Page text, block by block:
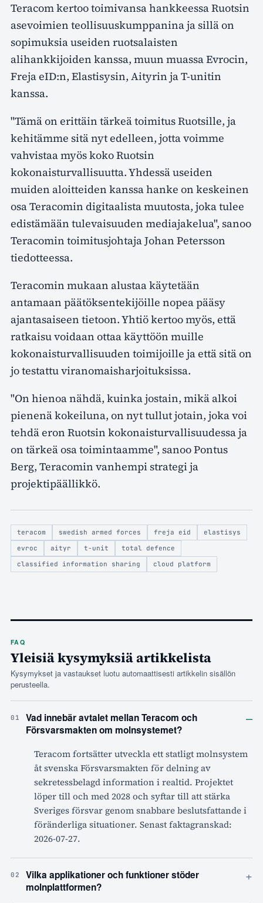
Teracom kertoo toimivansa hankkeessa Ruotsin
asevoimien teollisuuskumppanina ja sillä on
sopimuksia useiden ruotsalaisten
alihankkijoiden kanssa, muun muassa Evrocin,
Freja eID:n, Elastisysin, Aityrin ja T-unitin
kanssa.
"Tämä on erittäin tärkeä toimitus Ruotsille, ja
kehitämme sitä nyt edelleen, jotta voimme
vahvistaa myös koko Ruotsin
kokonaisturvallisuutta. Yhdessä useiden
muiden aloitteiden kanssa hanke on keskeinen
osa Teracomin digitaalista muutosta, joka tulee
edistämään tulevaisuuden mediajakelua", sanoo
Teracomin toimitusjohtaja Johan Petersson
tiedotteessa.
Teracomin mukaan alustaa käytetään
antamaan päätöksentekijöille nopea pääsy
ajantasaiseen tietoon. Yhtiö kertoo myös, että
ratkaisu voidaan ottaa käyttöön muille
kokonaisturvallisuuden toimijoille ja että sitä on
jo testattu viranomaisharjoituksissa.
"On hienoa nähdä, kuinka jostain, mikä alkoi
pienenä kokeiluna, on nyt tullut jotain, joka voi
tehdä eron Ruotsin kokonaisturvallisuudessa ja
on tärkeä osa toimintaamme", sanoo Pontus
Berg, Teracomin vanhempi strategi ja
projektipäällikkö.
teracom swedish armed forces freja eid
elastisys
evroc
aityr t-unit
total defence
classified information sharing
cloud platform
FAQ
Yleisiä kysymyksiä artikkelista
Kysymykset ja vastaukset luotu automaattisesti artikkelin sisällön
perusteella.
01
Vad innebär avtalet mellan Teracom och
Försvarsmakten om molnsystemet?
–
Teracom fortsätter utveckla ett statligt molnsystem
åt svenska Försvarsmakten för delning av
sekretessbelagd information i realtid. Projektet
löper till och med 2028 och syftar till att stärka
Sveriges försvar genom snabbare beslutsfattande i
föränderliga situationer. Senast faktagranskad:
2026-07-27.
02
Vilka applikationer och funktioner stöder
molnplattformen?
+